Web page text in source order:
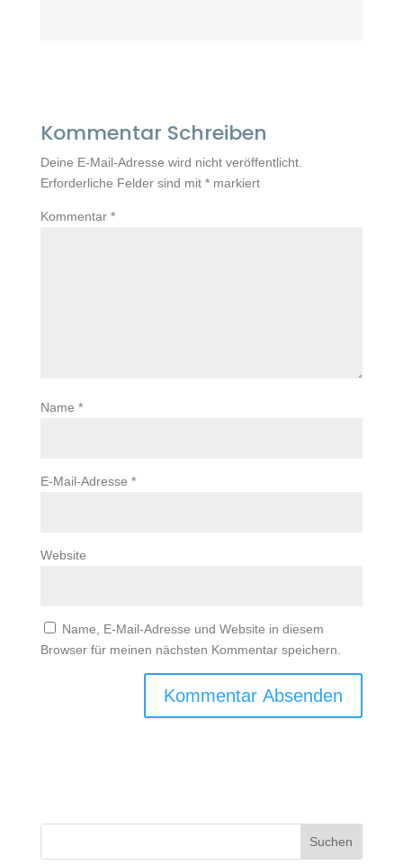
Kommentar Schreiben
Deine E-Mail-Adresse wird nicht veröffentlicht.
Erforderliche Felder sind mit *markiert
Kommentar *
Name *
E-Mail-Adresse *
Website
Name, E-Mail-Adresse und Website in diesem
Browser für meinen nächsten Kommentar speichern.
Suchen